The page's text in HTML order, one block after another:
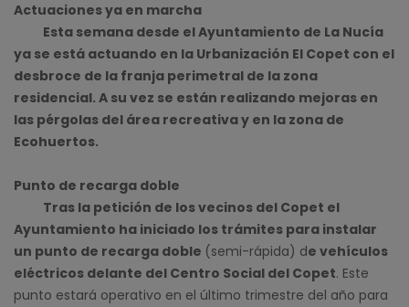
Actuaciones ya en marcha
Esta semana desde el Ayuntamiento de La Nucía
ya se está actuando en la Urbanización El Copet con el
desbroce de la franja perimetral de la zona
residencial. A su vez se están realizando mejoras en
las pérgolas del área recreativa y en la zona de
Ecohuertos.
Punto de recarga doble
Tras la petición de los vecinos del Copet el
Ayuntamiento ha iniciado los trámites para instalar
un punto de recarga doble (semi-rápida) de vehículos
eléctricos delante del Centro Social del Copet. Este
punto estará operativo en el último trimestre del año para